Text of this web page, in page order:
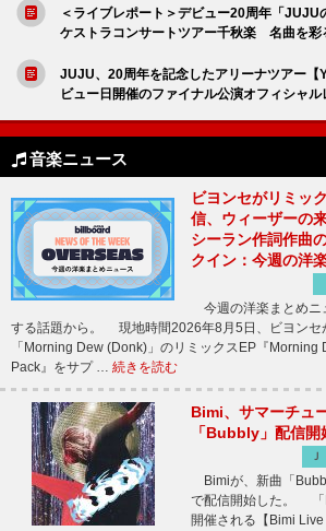
＜ライブレポート＞デビュー20周年「JUJU
ケストラコンサートツアー千秋楽 名曲を彩
JUJU、20周年を記念したアリーナツアー【
ビュー日開催のファイナル公演オフィシャル
音楽ニュース
ビヨンセがリミッ
信、ウィーザーの
シーラン作詞作曲
クイン：今週の洋
今週の洋楽まとめニ
する話題から。 現地時間2026年8月5日、ビヨンセ
「Morning Dew (Donk)」のリミックスEP『Morning
Pack』をサプ … 続きを読む
Bimi、サマーチュ
「Bubbly」配信開
Bimiが、新曲「
で配信開始した。 「
開催される【Bimi